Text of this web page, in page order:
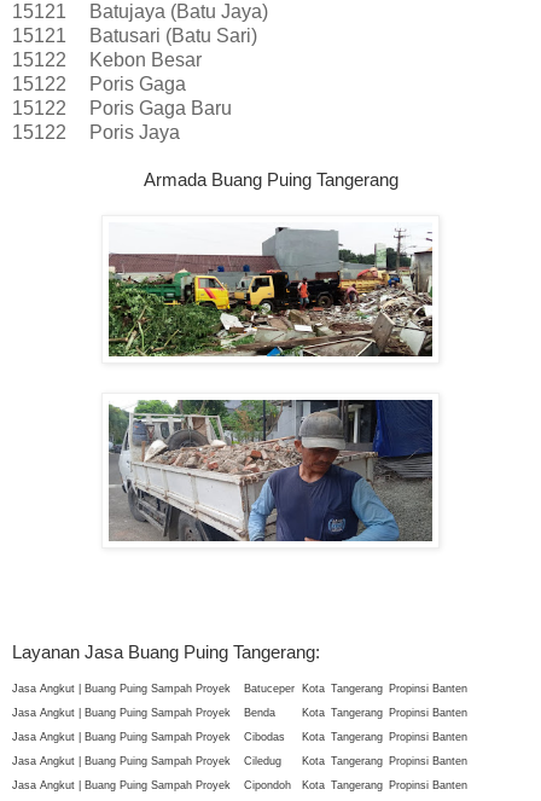
15121
Batujaya (Batu Jaya)
15121
Batusari (Batu Sari)
15122
Kebon Besar
15122
Poris Gaga
15122
Poris Gaga Baru
15122
Poris Jaya
Armada Buang Puing Tangerang
Layanan Jasa Buang Puing Tangerang:
Jasa Angkut | Buang Puing Sampah Proyek Batuceper Kota Tangerang Propinsi Banten
Jasa Angkut | Buang Puing Sampah Proyek
Benda Kota Tangerang Propinsi Banten
Jasa Angkut | Buang Puing Sampah Proyek
Cibodas Kota Tangerang Propinsi Banten
Jasa Angkut | Buang Puing Sampah Proyek
Ciledug Kota Tangerang Propinsi Banten
Jasa Angkut | Buang Puing Sampah Proyek
Cipondoh Kota Tangerang Propinsi Banten